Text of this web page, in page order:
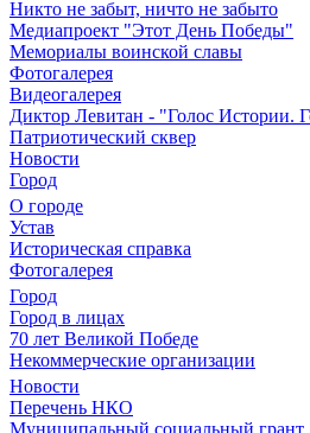
Никто не забыт, ничто не забыто
Медиапроект "Этот День Победы"
Мемориалы воинской славы
Фотогалерея
Видеогалерея
Диктор Левитан - "Голос Истории.
Патриотический сквер
Новости
Город
О городе
Устав
Историческая справка
Фотогалерея
Город
Город в лицах
70 лет Великой Победе
Некоммерческие организации
Новости
Перечень НКО
Муниципальный социальный грант